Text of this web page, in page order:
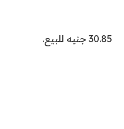
30.85 جنيه للبيع.